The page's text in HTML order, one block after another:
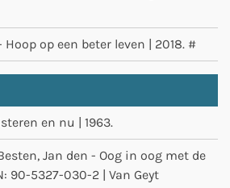
op een beter leven | 2018. #
en nu | 1963.
Jan den - Oog in oog met de
90-5327-030-2 | Van Geyt